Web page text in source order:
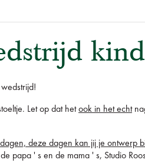
Let op dat hetook in het echt
deze dagen kan jij je ontwerp
papa ' s en de mama ' s, Studio